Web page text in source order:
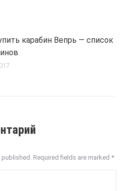
карабин Вепрь — список
Required fields are marked *